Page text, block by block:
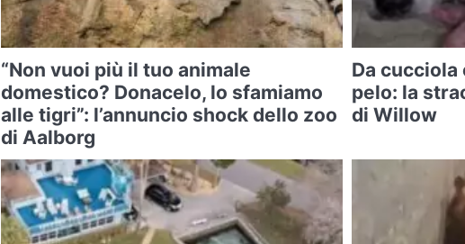
“Non vuoi più il tuo animale
domestico? Donacelo, lo sfamiamo
alle tigri”: l’annuncio shock dello zoo
di Aalborg
Da cucciola
pelo: la
di Willow